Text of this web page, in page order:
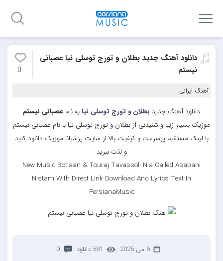
دانلود آهنگ جدید بطلان و تورج توسلی نیا عصبانی
نیستم
0
آهنگ ایرانی
دانلود آهنگ جدید بطلان و تورج توسلی نیابه نام عصبانی نیستم
موزیک بسیار زیبا و شنیدنی از بطلان و تورج توسلی نیا با نام عصبانی نیستم
با لینک مستقیم پرسرعت و کیفیت بالا از سایت پرشیانا موزیک دانلود کنید
و لذت ببرید
New Music Botlaan & Touraj Tavassoli Nia Called Asabani
Nistam With Direct Link Download And Lyrics Text In
PersianaMusic
6 می 2025 581 دانلود 0